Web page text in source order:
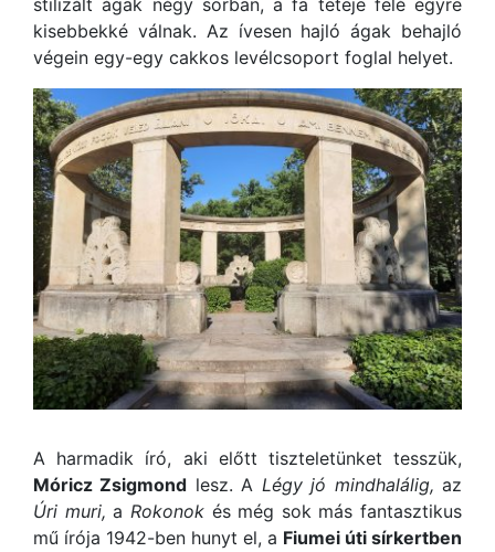
stilizált ágak négy sorban, a fa teteje felé egyre
kisebbekké válnak. Az ívesen hajló ágak behajló
végein egy-egy cakkos levélcsoport foglal helyet.
A harmadik író, aki előtt tiszteletünket tesszük,
Móricz Zsigmond lesz. A Légy jó mindhalálig, az
Úri muri, a Rokonokés még sok más fantasztikus
mű írója 1942-ben hunyt el, a Fiumei úti sírkertben